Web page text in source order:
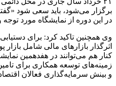
برگزار می‌شود، باید سعی شود
در این دوره از نمایشگاه مورد توجه
وی همچنین تاکید کرد: برای
اثرگذار بازارهای مالی شامل بازار
کنار هم می‌توانند در هفدهمین
زمینه‌های توسعه همکاری برای
و بینش سرمایه‌گذاری فعالان